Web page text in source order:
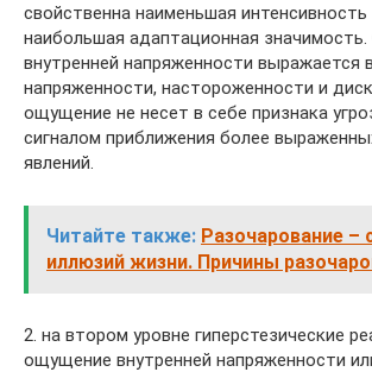
свойственна наименьшая интенсивность
наибольшая адаптационная
внутренней напряженности выражается
напряженности, настороженности и
ощущение не несет в себе признака
сигналом приближения более
явлений.
Читайте также: Разочарование –
иллюзий жизни. Причины
2. на втором уровне гиперстезические
ощущение внутренней напряженности